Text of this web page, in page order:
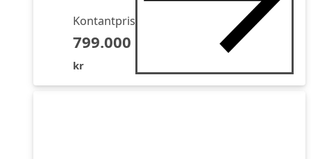
Kontantpris
799.000
kr